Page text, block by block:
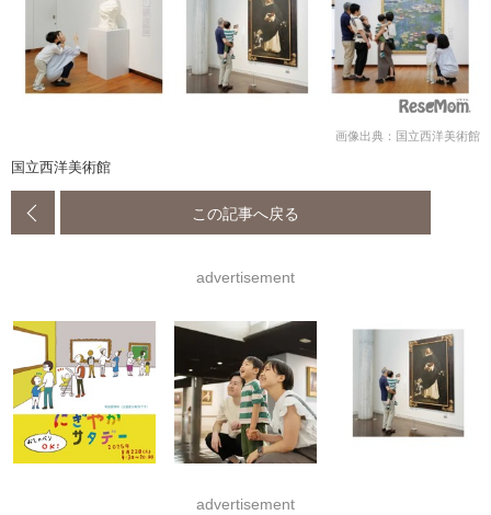
画像出典：国立西洋美術館
国立西洋美術館
この記事へ戻る
advertisement
advertisement